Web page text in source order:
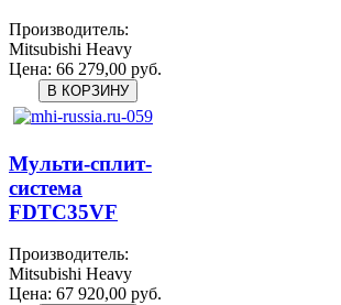
Производитель:
Mitsubishi Heavy
Цена: 66 279,00 руб.
Мульти-сплит-
система
FDTC35VF
Производитель:
Mitsubishi Heavy
Цена: 67 920,00 руб.